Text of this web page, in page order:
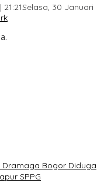
Selasa, 30 Januari
Dramaga Bogor Diduga
SPPG